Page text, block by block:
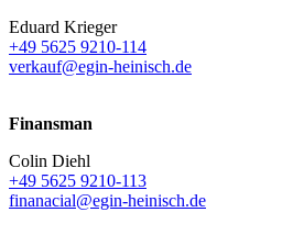
Eduard Krieger
+49 5625 9210-114
verkauf@egin-heinisch.de
Finansman
Colin Diehl
+49 5625 9210-113
finanacial@egin-heinisch.de